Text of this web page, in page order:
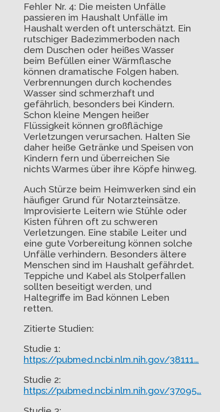
Fehler Nr. 4: Die meisten Unfälle
passieren im Haushalt Unfälle im
Haushalt werden oft unterschätzt. Ein
rutschiger Badezimmerboden nach
dem Duschen oder heißes Wasser
beim Befüllen einer Wärmflasche
können dramatische Folgen haben.
Verbrennungen durch kochendes
Wasser sind schmerzhaft und
gefährlich, besonders bei Kindern.
Schon kleine Mengen heißer
Flüssigkeit können großflächige
Verletzungen verursachen. Halten Sie
daher heiße Getränke und Speisen von
Kindern fern und überreichen Sie
nichts Warmes über ihre Köpfe hinweg.
Auch Stürze beim Heimwerken sind ein
häufiger Grund für Notarzteinsätze.
Improvisierte Leitern wie Stühle oder
Kisten führen oft zu schweren
Verletzungen. Eine stabile Leiter und
eine gute Vorbereitung können solche
Unfälle verhindern. Besonders ältere
Menschen sind im Haushalt gefährdet.
Teppiche und Kabel als Stolperfallen
sollten beseitigt werden, und
Haltegriffe im Bad können Leben
retten.
Zitierte Studien:
Studie 1:
https://pubmed.ncbi.nlm.nih.gov/38111…
Studie 2:
https://pubmed.ncbi.nlm.nih.gov/37095…